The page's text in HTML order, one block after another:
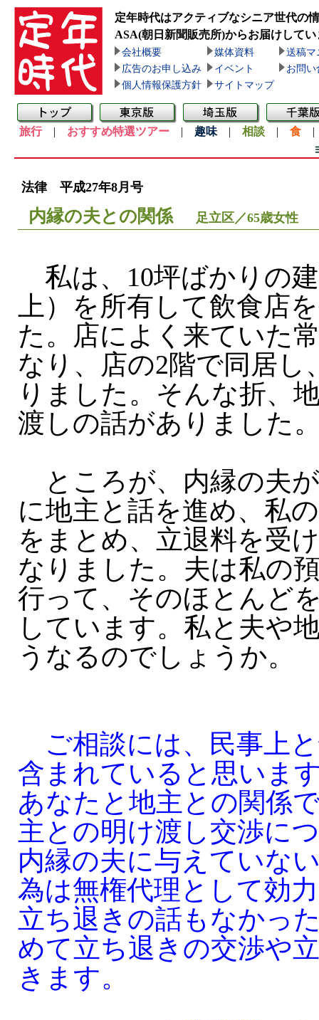
定年時代はアクティブなシニア世代の
ASA(朝日新聞販売所)からお届けしてい
会社概要 媒体資料
送稿マ
広告のお申し込み
イベント
お問い
個人情報保護方針
サイトマップ
旅行| おすすめ特選ツアー | 趣味 | 相談 | 食
法律 平成27年8月号
内縁の夫との関係 足立区／65歳女性
私は、10坪ばかりの
上）を所有して飲食店
た。店によく来ていた
なり、店の2階で同居し
りました。そんな折、
渡しの話がありました
ところが、内縁の夫
に地主と話を進め、私
をまとめ、立退料を受
なりました。夫は私の
行って、そのほとんど
しています。私と夫や
うなるのでしょうか。
ご相談には、民事上
含まれていると思いま
あなたと地主との関係
主との明け渡し交渉に
内縁の夫に与えていな
為は無権代理として効
立ち退きの話もなかっ
めて立ち退きの交渉や
きます。